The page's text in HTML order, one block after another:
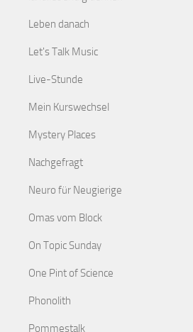
Leben danach
Let's Talk Music
Live-Stunde
Mein Kurswechsel
Mystery Places
Nachgefragt
Neuro für Neugierige
Omas vom Block
On Topic Sunday
One Pint of Science
Phonolith
Pommestalk